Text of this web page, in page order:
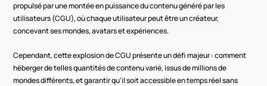
propulsé par une montée en puissance du contenu généré par les
utilisateurs (CGU), où chaque utilisateur peut être un créateur,
concevant ses mondes, avatars et expériences.
Cependant, cette explosion de CGU présente un défi majeur : comment
héberger de telles quantités de contenu varié, issus de millions de
mondes différents, et garantir qu'il soit accessible en temps réel sans